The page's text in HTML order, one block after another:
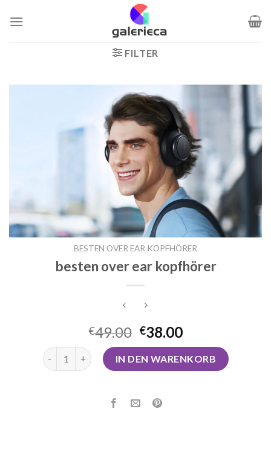
Inhalt
FILTER
BESTEN OVER EAR KOPFHÖRER
besten over ear kopfhörer
€49.00 €38.00
besten over ear kopfhörer Menge
IN DEN WARENKORB